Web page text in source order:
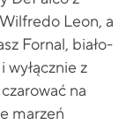
Leon, a
Fornal, biało-
wyłącznie z
na
marzeń